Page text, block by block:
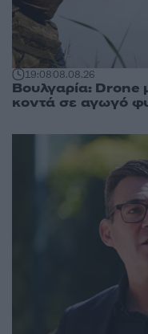
19:0808.08.26
Βουλγαρία: Drone
κοντά σε αγωγό